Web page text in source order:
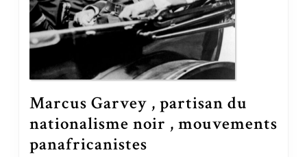
Marcus Garvey , partisan du
nationalisme noir , mouvements
panafricanistes